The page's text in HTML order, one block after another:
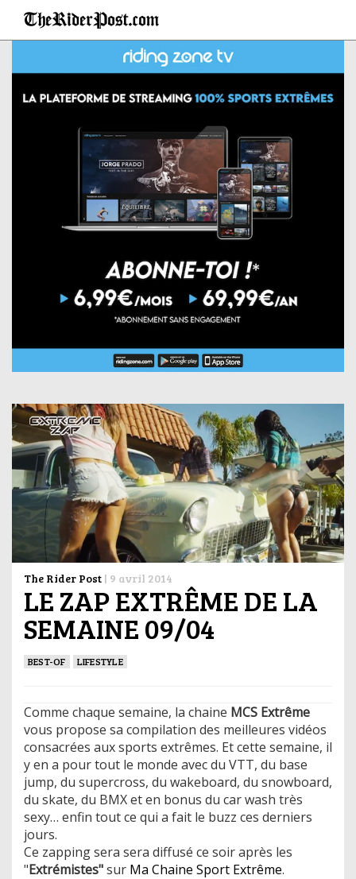
The Rider Post | 9 avril 2014
LE ZAP EXTRÊME DE LA
SEMAINE 09/04
BEST-OF LIFESTYLE
Comme chaque semaine, la chaine MCS Extrême
vous propose sa compilation des meilleures vidéos
consacrées aux sports extrêmes. Et cette semaine, il
y en a pour tout le monde avec du VTT, du base
jump, du supercross, du wakeboard, du snowboard,
du skate, du BMX et en bonus du car wash très
sexy… enfin tout ce qui a fait le buzz ces derniers
jours.
Ce zapping sera sera diffusé ce soir après les
"Extrémistes"sur Ma Chaine Sport Extrême.